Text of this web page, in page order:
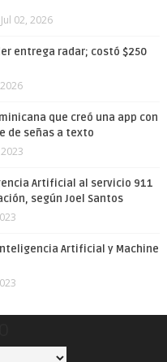
Jul 02, 2026
entrega radar; costó $250
que creó una app con
de señas a texto
Artificial al servicio 911
según Joel Santos
Artificial y Machine